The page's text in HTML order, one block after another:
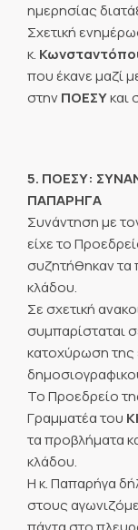
ημερησίας
Σχετική
κ.
που έκανε μαζί
στηνΠΟΕΣΥκαι
5. ΠΟΕΣΥ:
ΠΑΠΑΡΗΓΑ
Συνάντηση με
είχε το
συζητήθηκαν τα
κλάδου.
Σε σχετική
συμπαρίσταται
κατοχύρωση της
Το Προεδρείο
Γραμματέα του
τα προβλήματα
κλάδου.
Η κ. Παπαρήγα
στους